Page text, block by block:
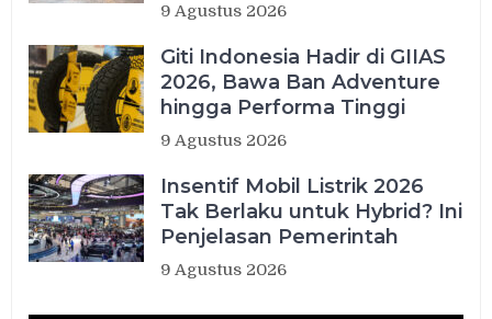
9 Agustus 2026
Giti Indonesia Hadir di GIIAS
2026, Bawa Ban Adventure
hingga Performa Tinggi
9 Agustus 2026
Insentif Mobil Listrik 2026
Tak Berlaku untuk Hybrid? Ini
Penjelasan Pemerintah
9 Agustus 2026